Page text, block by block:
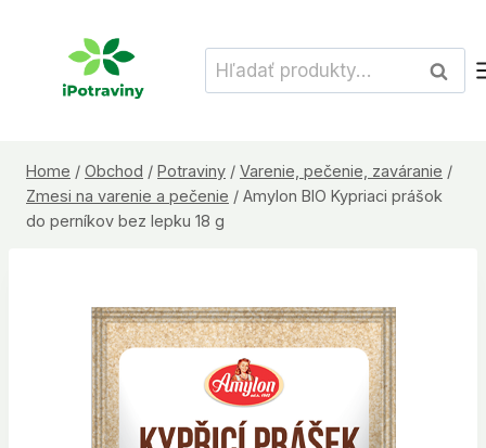
Hľadať:
Home / Obchod / Potraviny / Varenie, pečenie, zaváranie /
Zmesi na varenie a pečenie / Amylon BIO Kypriaci prášok
do perníkov bez lepku 18 g